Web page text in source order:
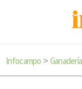
Infocampo > Ganadería